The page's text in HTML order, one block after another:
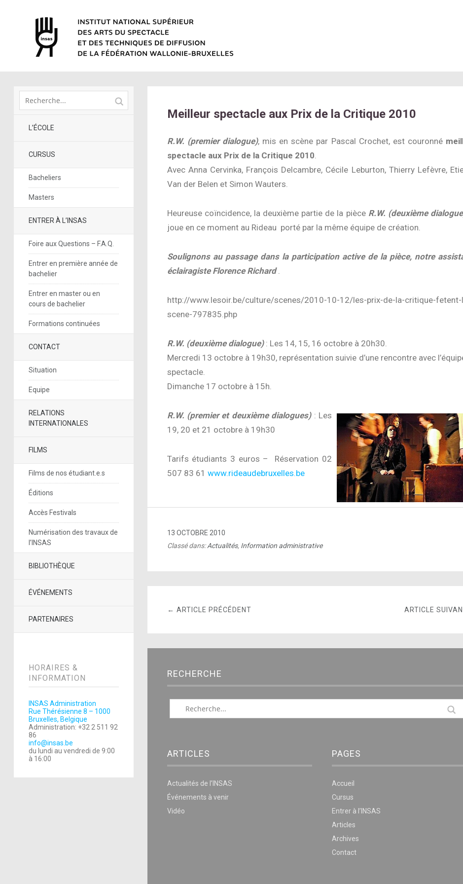
L’ÉCOLE
CURSUS
Bacheliers
Masters
ENTRER À L’INSAS
Foire aux Questions – F.A.Q.
Entrer en première année de
bachelier
Entrer en master ou en
cours de bachelier
Formations continuées
CONTACT
Situation
Equipe
RELATIONS
INTERNATIONALES
FILMS
Films de nos étudiant.e.s
Éditions
Accès Festivals
Numérisation des travaux de
l’INSAS
BIBLIOTHÈQUE
ÉVÉNEMENTS
PARTENAIRES
HORAIRES &
INFORMATION
INSAS Administration
Rue Thérésienne 8 – 1000
Bruxelles, Belgique
Administration: +32 2 511 92
86
info@insas.be
du lundi au vendredi de 9:00
à 16:00
Meilleur spectacle aux Prix de la Critique 2010
R.W. (premier dialogue), mis en scène par Pascal Crochet, est couronné
spectacle aux Prix de la Critique 2010.
Avec Anna Cervinka, François Delcambre, Cécile Leburton, Thierry Lefèvre,
Van der Belen et Simon Wauters.
Heureuse coïncidence, la deuxième partie de la pièce R.W. (deuxième
joue en ce moment au Rideau porté par la même équipe de création.
Soulignons au passage dans la participation active de la pièce, notre
éclairagiste Florence Richard.
http://www.lesoir.be/culture/scenes/2010-10-12/les-prix-de-la-critique-fetent-
scene-797835.php
R.W. (deuxième dialogue): Les 14, 15, 16 octobre à 20h30.
Mercredi 13 octobre à 19h30, représentation suivie d’une rencontre avec
spectacle.
Dimanche 17 octobre à 15h.
R.W. (premier et deuxième dialogues): Les
19, 20 et 21 octobre à 19h30
Tarifs étudiants 3 euros – Réservation 02
507 83 61 www.rideaudebruxelles.be
13 OCTOBRE 2010
Classé dans:Actualités, Information administrative
ARTICLE
← ARTICLE PRÉCÉDENT
RECHERCHE
ARTICLES
Actualités de l’INSAS
Événements à venir
Vidéo
PAGES
Accueil
Cursus
Entrer à l’INSAS
Articles
Archives
Contact